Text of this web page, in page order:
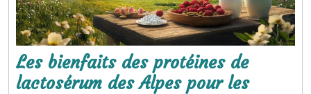
Les bienfaits des protéines de
lactosérum des Alpes pour les